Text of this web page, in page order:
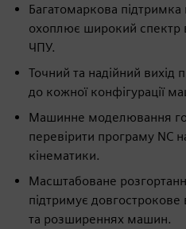
Багатомаркова
охоплює широкий спектр
ЧПУ.
Точний та надійний вихід
до кожної конфігурації
Машинне моделювання
перевірити програму NC
кінематики.
Масштабоване
підтримує довгострокове
та розширеннях машин.